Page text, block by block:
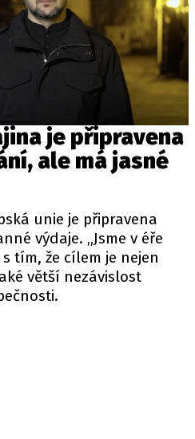
je připravena
ale má jasné
unie je připravena
výdaje. „Jsme v éře
tím, že cílem je nejen
větší nezávislost